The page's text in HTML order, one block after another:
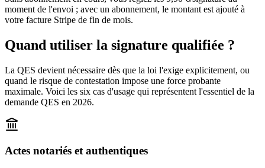
moment de l'envoi ; avec un abonnement, le montant est ajouté à
votre facture Stripe de fin de mois.
Quand utiliser la signature qualifiée ?
La QES devient nécessaire dès que la loi l'exige explicitement, ou
quand le risque de contestation impose une force probante
maximale. Voici les six cas d'usage qui représentent l'essentiel de la
demande QES en 2026.
Actes notariés et authentiques